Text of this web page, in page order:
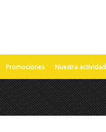
Promociones Nuestra actividad